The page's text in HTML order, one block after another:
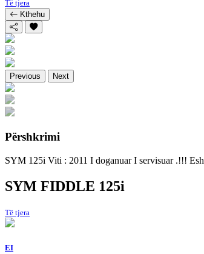
Të tjera
Kthehu
Previous Next
Përshkrimi
SYM 125i Viti : 2011 I doganuar I servisuar .!!!
SYM FIDDLE 125i
Të tjera
EI